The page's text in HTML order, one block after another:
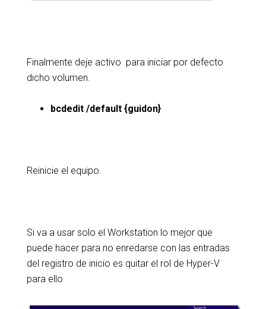
Finalmente deje activo para iniciar por defecto
dicho volumen.
bcdedit /default {guidon}
Reinicie el equipo.
Si va a usar solo el Workstation lo mejor que
puede hacer para no enredarse con las entradas
del registro de inicio es quitar el rol de Hyper-V
para ello